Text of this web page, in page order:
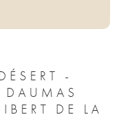
-
DE LA